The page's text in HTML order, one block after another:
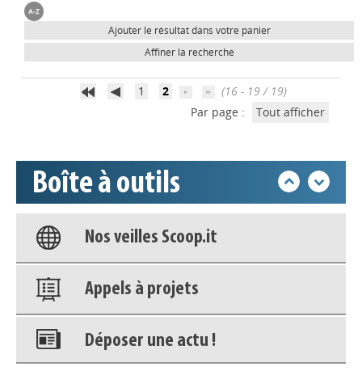
Ajouter le résultat dans votre panier
Affiner la recherche
1 2
(16 - 19 / 19)
Par page :
Tout afficher
Boîte à outils
Appels à projets
Déposer une actu !
Accéder à son compte - (Se
Base documentaire
Nos veilles Scoop.it
Appels à projets
Déposer une actu !